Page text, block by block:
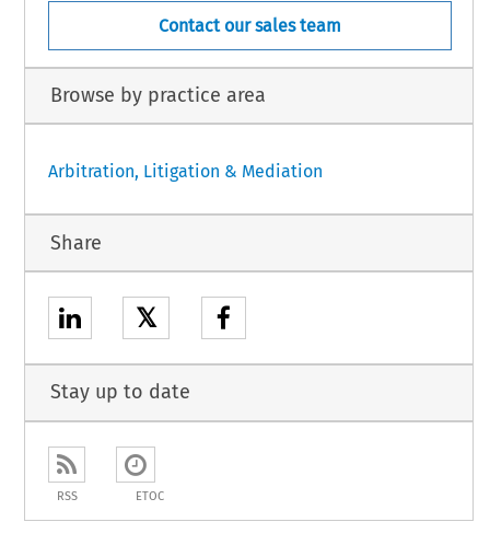
Contact our sales team
Browse by practice area
Arbitration, Litigation & Mediation
Share
𝕏
Stay up to date
RSS ETOC